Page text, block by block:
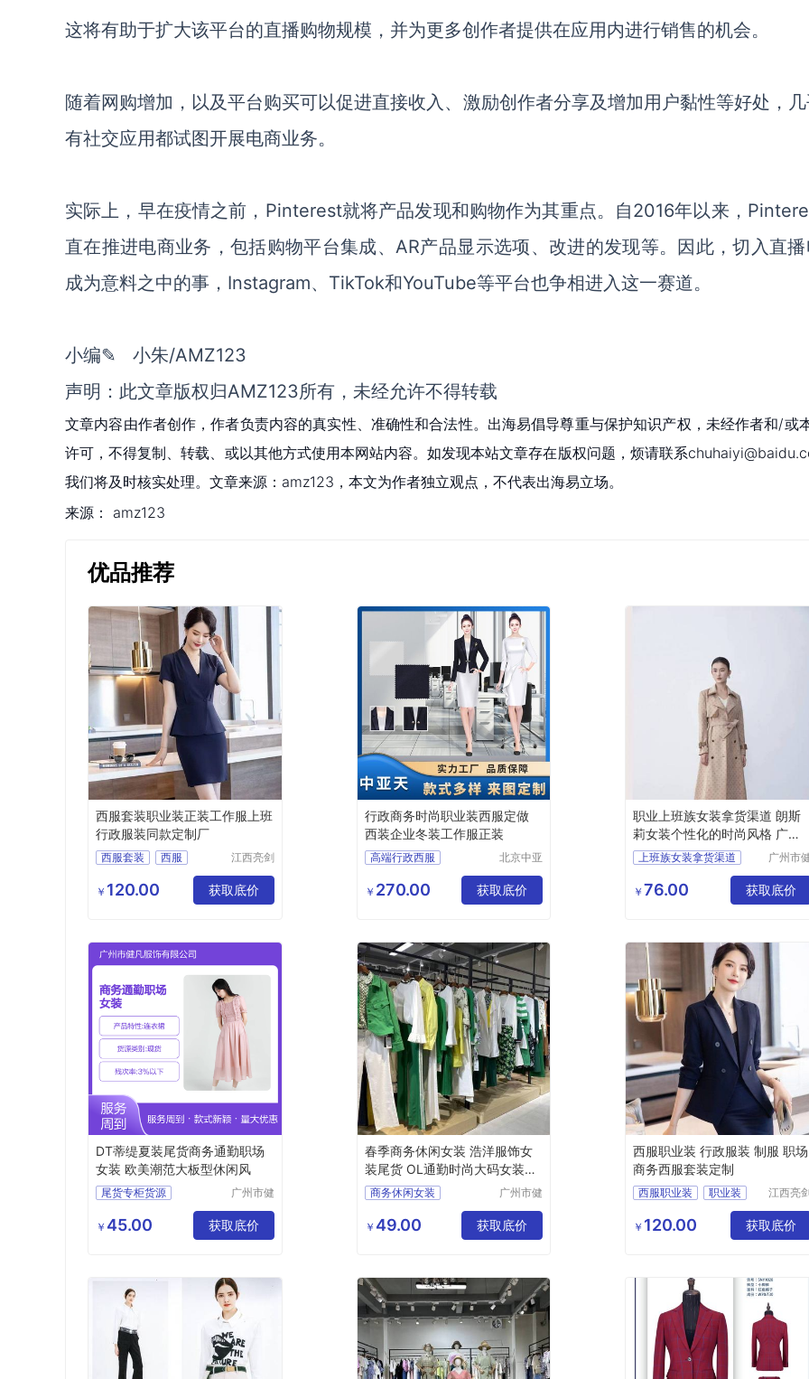
这将有助于扩大该平台的直播购物规模，并为更多创作者提供在应用内进行销售的机会。
随着网购增加，以及平台购买可以促进直接收入、激励创作者分享及增加用户黏性等好处，
有社交应用都试图开展电商业务。
实际上，早在疫情之前，Pinterest就将产品发现和购物作为其重点。自2016年以来，
直在推进电商业务，包括购物平台集成、AR产品显示选项、改进的发现等。因此，切入直
成为意料之中的事，Instagram、TikTok和YouTube等平台也争相进入这一赛道。
小编✎ 小朱/AMZ123
声明：此文章版权归AMZ123所有，未经允许不得转载
文章内容由作者创作，作者负责内容的真实性、准确性和合法性。出海易倡导尊重与保护知识产权，未经作者和/或
许可，不得复制、转载、或以其他方式使用本网站内容。如发现本站文章存在版权问题，烦请联系
我们将及时核实处理。文章来源：amz123，本文为作者独立观点，不代表出海易立场。
来源： amz123
优品推荐
西服套装职业装正装工作服上班
行政服装同款定制厂
西服套装
西服
服装定制
江西亮剑
公司
￥ 120.00 获取底价
行政商务时尚职业装西服定做
西装企业冬装工作服正装
高端行政西服
行政商务女士职业套装
商务女士职业套装
北京中亚
限公司
￥ 270.00 获取底价
职业上班族女装拿货渠道 朗斯
莉女装个性化的时尚风格 广州
服装市场
上班族女装拿货渠道
女装个性化的时尚风格
广州服装市场
广州市
限公司
￥ 76.00 获取底价
DT蒂缇夏装尾货商务通勤职场
女装 欧美潮范大板型休闲风
尾货专柜货源
商务通勤职场女装
女装
广州市健
限公司
￥ 45.00 获取底价
春季商务休闲女装 浩洋服饰女
装尾货 OL通勤时尚大码女装货
源供应
商务休闲女装
大码女装
广州市健
限公司
￥ 49.00 获取底价
西服职业装 行政服装 制服 职场
商务西服套装定制
西服职业装
职业装
制服
江西亮
公司
￥ 120.00 获取底价